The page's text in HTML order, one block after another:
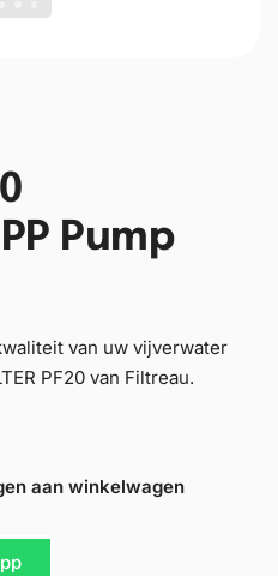
Pump
van uw vijverwater
PF20 van Filtreau.
aan winkelwagen